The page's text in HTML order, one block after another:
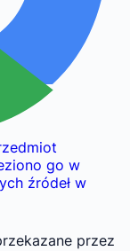
go w
źródeł w
przez